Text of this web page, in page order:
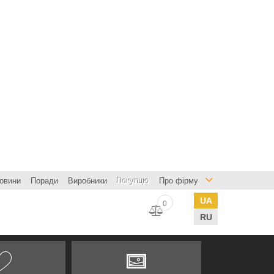
Поради Виробники Покупцю Про фірму
UA
RU
0